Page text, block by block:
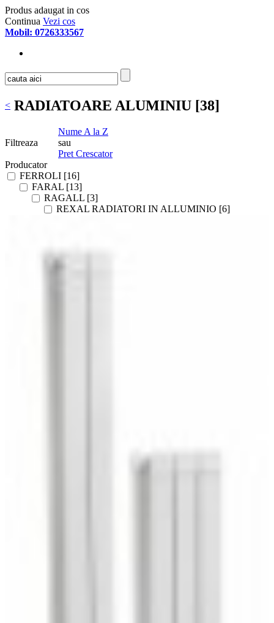
Produs adaugat in cos
Continua Vezi cos
Mobil: 0726333567
< RADIATOARE ALUMINIU [38]
Filtreaza
Nume A la Z
sau
Pret Crescator
Producator
FERROLI [16]
FARAL [13]
RAGALL [3]
REXAL RADIATORI IN ALLUMINIO [6]